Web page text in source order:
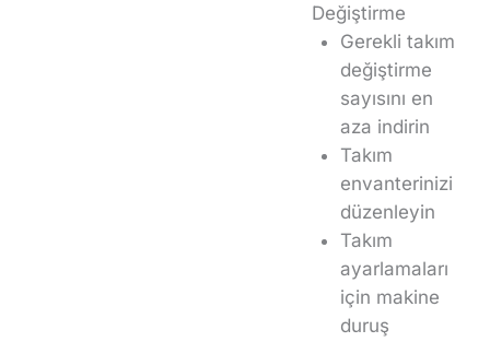
Değiştirme
Gerekli takım
değiştirme
sayısını en
aza indirin
Takım
envanterinizi
düzenleyin
Takım
ayarlamaları
için makine
duruş